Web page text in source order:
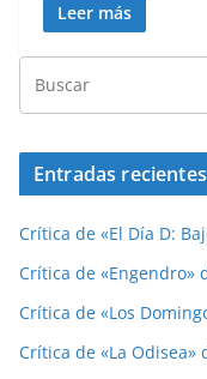
Leer más
Entradas recientes
Crítica de «El Día D:
Crítica de «Engendro»
Crítica de «Los
Crítica de «La